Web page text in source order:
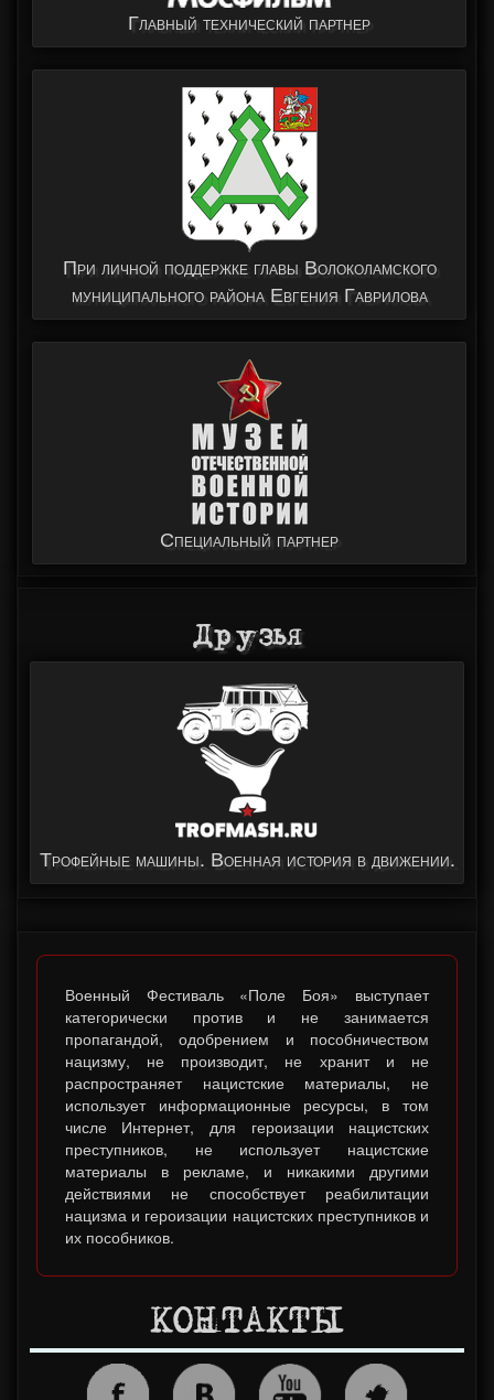
Главный технический партнер
При личной поддержке главы Волоколамского
муниципального района Евгения Гаврилова
Специальный партнер
Друзья
Трофейные машины. Военная история в движении.
Военный Фестиваль «Поле Боя» выступает
категорически против и не занимается
пропагандой, одобрением и пособничеством
нацизму, не производит, не хранит и не
распространяет нацистские материалы, не
использует информационные ресурсы, в том
числе Интернет, для героизации нацистских
преступников, не использует нацистские
материалы в рекламе, и никакими другими
действиями не способствует реабилитации
нацизма и героизации нацистских преступников и
их пособников.
КОНТАКТЫ